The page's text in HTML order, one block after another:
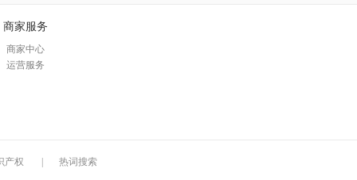
商家服务
商家中心
运营服务
产权 热词搜索